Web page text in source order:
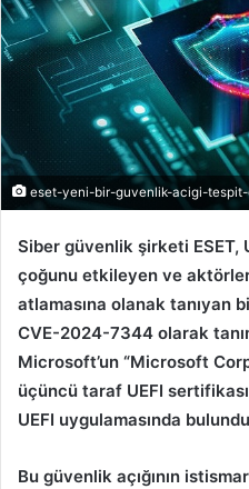
eset-yeni-bir-guvenlik-acigi-
Siber güvenlik şirketi ESET,
çoğunu etkileyen ve
atlamasına olanak tanıyan
CVE-2024-7344 olarak
Microsoft’un “Microsoft
üçüncü taraf UEFI
UEFI uygulamasında
Bu güvenlik açığının